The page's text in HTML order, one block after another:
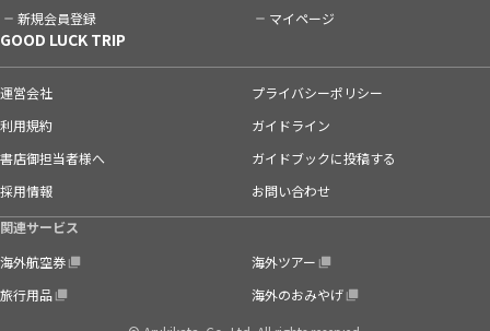
新規会員登録 マイページ
GOOD LUCK TRIP
運営会社
プライバシーポリシー
利用規約
ガイドライン
書店御担当者様へ
ガイドブックに投稿する
採用情報
お問い合わせ
関連サービス
海外航空券
海外ツアー
旅行用品
海外のおみやげ